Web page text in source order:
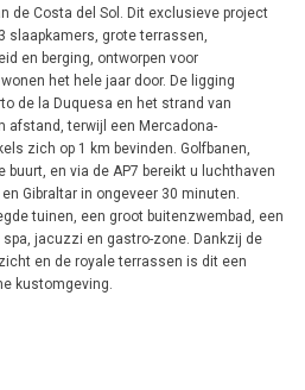
de Costa del Sol. Dit exclusieve project
slaapkamers, grote terrassen,
en berging, ontworpen voor
het hele jaar door. De ligging
de la Duquesa en het strand van
afstand, terwijl een Mercadona-
zich op 1 km bevinden. Golfbanen,
en via de AP7 bereikt u luchthaven
Gibraltar in ongeveer 30 minuten.
tuinen, een groot buitenzwembad, een
jacuzzi en gastro-zone. Dankzij de
en de royale terrassen is dit een
kustomgeving.